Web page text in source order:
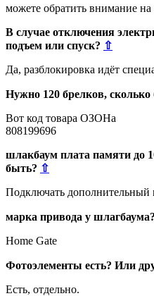
можете обратить внимание
В случае отключения
подъем или спуск? ⇧
Да, разблокировка идёт
Нужно 120 брелков, сколько
Вот код товара ОЗОНа
808199696
шлакбаум плата памяти до
быть? ⇧
Подключать
марка привода у шлагбаума?
Home Gate
Фотоэлементы есть? Или
Есть, отдельно.